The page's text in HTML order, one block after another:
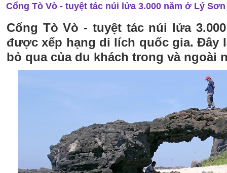
Cổng Tò Vò - tuyệt tác núi lửa 3.000 năm ở Lý
Cổng Tò Vò - tuyệt tác núi lửa
được xếp hạng di lích quốc gia. Đây
bỏ qua của du khách trong và ngoài